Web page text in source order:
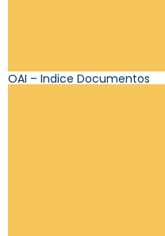
OAI – Indice Documentos